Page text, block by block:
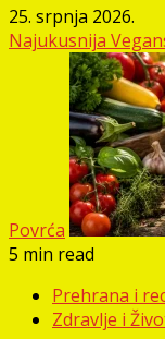
25. srpnja 2026.
Najukusnija
Povrća
5 min read
Prehrana i
Zdravlje i